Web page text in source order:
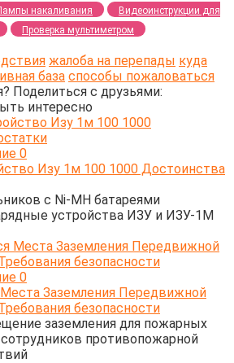
накаливания
Видеоинструкции для
Проверка мультиметром
жалоба на перепады куда
база способы пожаловаться
Поделиться с друзьями:
интересно
0
Изу 1м 100 1000 Достоинства
с Ni-MH батареями
устройства ИЗУ и ИЗУ-1М
0
Заземления Передвижной
безопасности
заземления для пожарных
противопожарной